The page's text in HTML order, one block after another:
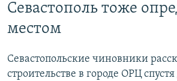
Севастополь тоже
местом
Севастопольские чиновники
строительстве в городе ОРЦ